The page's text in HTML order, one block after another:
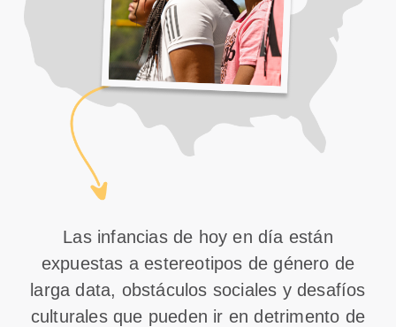
Las infancias de hoy en día están
expuestas a estereotipos de género de
larga data, obstáculos sociales y desafíos
culturales que pueden ir en detrimento de